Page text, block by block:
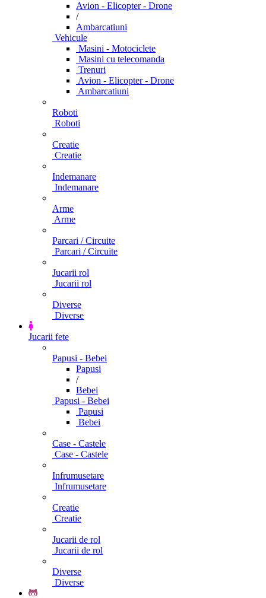
Avion - Elicopter - Drone
/
Ambarcatiuni
Vehicule
Masini - Motociclete
Masini cu telecomanda
Trenuri
Avion - Elicopter - Drone
Ambarcatiuni
Roboti
Roboti
Creatie
Creatie
Indemanare
Indemanare
Arme
Arme
Parcari / Circuite
Parcari / Circuite
Jucarii rol
Jucarii rol
Diverse
Diverse
Jucarii fete
Papusi - Bebei
Papusi
/
Bebei
Papusi - Bebei
Papusi
Bebei
Case - Castele
Case - Castele
Infrumusetare
Infrumusetare
Creatie
Creatie
Jucarii de rol
Jucarii de rol
Diverse
Diverse